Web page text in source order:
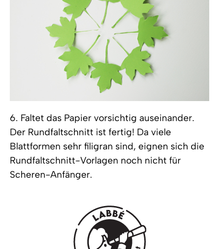
6. Faltet das Papier vorsichtig auseinander.
Der Rundfaltschnitt ist fertig! Da viele
Blattformen sehr filigran sind, eignen sich die
Rundfaltschnitt-Vorlagen noch nicht für
Scheren-Anfänger.